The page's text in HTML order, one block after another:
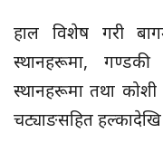
हाल विशेष गरी
स्थानहरूमा,
स्थानहरूमा तथा
चट्याङसहित